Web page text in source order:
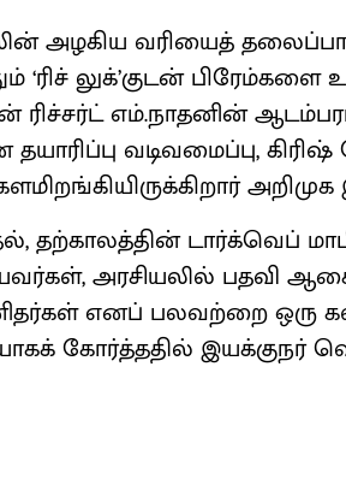
அழகிய வரியைத்
‘ரிச் லுக்’குடன்
ரிச்சர்ட் எம்.நாதனின்
வடிவமைப்பு,
அறிமுக
தற்காலத்தின் டார்க்வெப்
அரசியலில் பதவி
எனப் பலவற்றை ஒரு
கோர்த்ததில் இயக்குநர்